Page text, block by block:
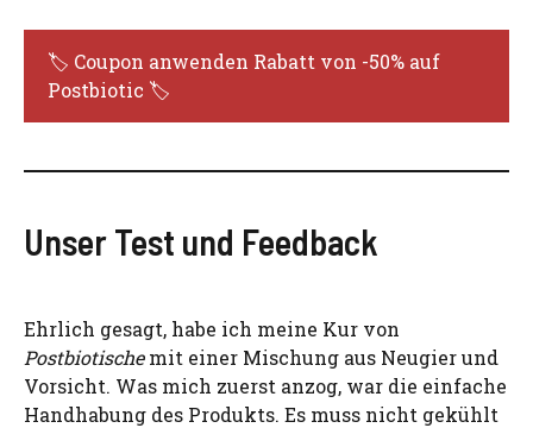
🏷️ Coupon anwenden Rabatt von -50% auf
Postbiotic 🏷️
Unser Test und Feedback
Ehrlich gesagt, habe ich meine Kur von
Postbiotischemit einer Mischung aus Neugier und
Vorsicht. Was mich zuerst anzog, war die einfache
Handhabung des Produkts. Es muss nicht gekühlt